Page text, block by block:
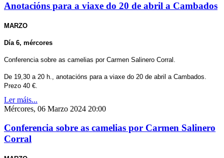
Anotacións para a viaxe do 20 de abril a Cambados
MARZO
Día 6, mércores
Conferencia sobre as camelias por Carmen Salinero Corral.
De 19,30 a 20 h., anotacións para a viaxe do 20 de abril a Cambados.
Prezo 40 €.
Ler máis...
Mércores, 06 Marzo 2024 20:00
Conferencia sobre as camelias por Carmen Salinero
Corral